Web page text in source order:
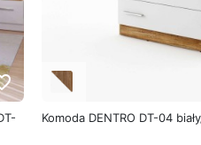
Komoda DENTRO DT-04